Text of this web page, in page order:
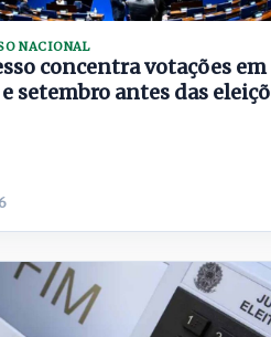
NACIONAL
concentra votações em
setembro antes das